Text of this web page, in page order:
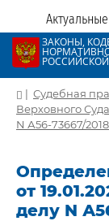
ЗАКОНЫ,
| Судебная
Верховного
N А56-73667/2018
от
делу N